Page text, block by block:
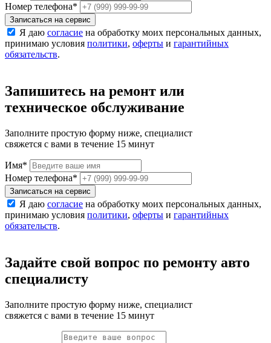
Номер телефона*
Записаться на сервис
Я даю согласие на обработку моих персональных данных,
принимаю условия политики, оферты и гарантийных
обязательств.
Запишитесь на ремонт или
техническое обслуживание
Заполните простую форму ниже, специалист
свяжется с вами в течение 15 минут
Имя*
Номер телефона*
Записаться на сервис
Я даю согласие на обработку моих персональных данных,
принимаю условия политики, оферты и гарантийных
обязательств.
Задайте свой вопрос по ремонту авто
специалисту
Заполните простую форму ниже, специалист
свяжется с вами в течение 15 минут